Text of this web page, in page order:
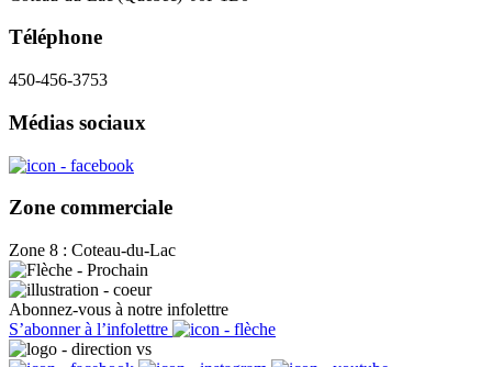
Téléphone
450-456-3753
Médias sociaux
Zone commerciale
Zone 8 : Coteau-du-Lac
Abonnez-vous à notre infolettre
S’abonner à l’infolettre